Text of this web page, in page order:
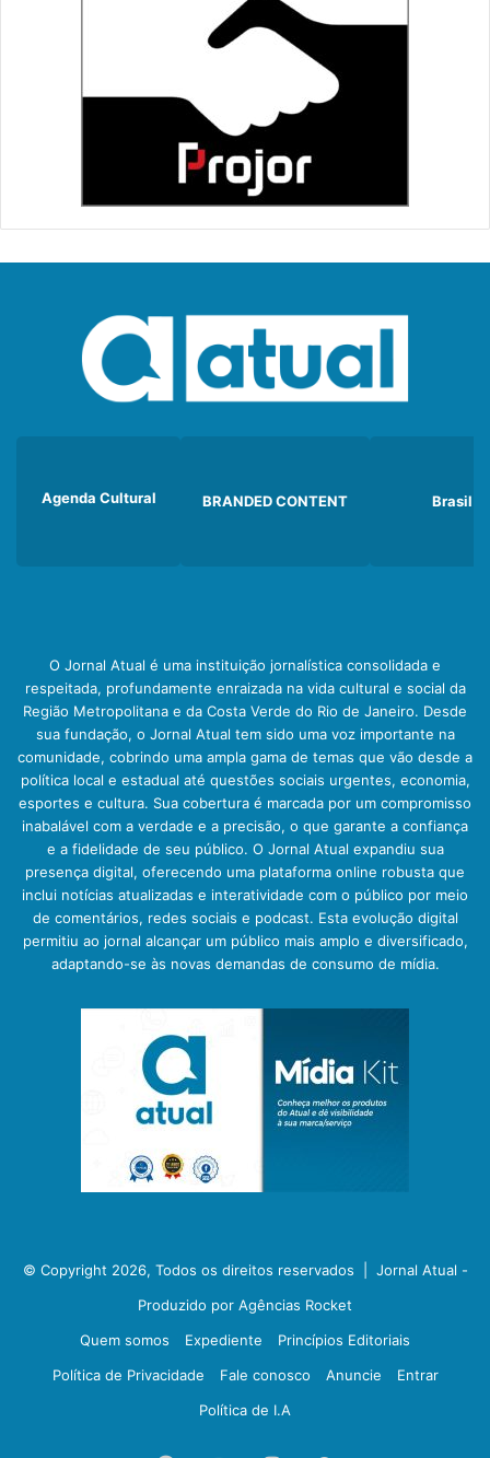
Agenda Cultural BRANDED CONTENT Brasil
O Jornal Atual é uma instituição jornalística consolidada e
respeitada, profundamente enraizada na vida cultural e social da
Região Metropolitana e da Costa Verde do Rio de Janeiro. Desde
sua fundação, o Jornal Atual tem sido uma voz importante na
comunidade, cobrindo uma ampla gama de temas que vão desde a
política local e estadual até questões sociais urgentes, economia,
esportes e cultura. Sua cobertura é marcada por um compromisso
inabalável com a verdade e a precisão, o que garante a confiança
e a fidelidade de seu público. O Jornal Atual expandiu sua
presença digital, oferecendo uma plataforma online robusta que
inclui notícias atualizadas e interatividade com o público por meio
de comentários, redes sociais e podcast. Esta evolução digital
permitiu ao jornal alcançar um público mais amplo e diversificado,
adaptando-se às novas demandas de consumo de mídia.
© Copyright 2026, Todos os direitos reservados | Jornal Atual -
Produzido por Agências Rocket
Quem somos
Expediente
Princípios Editoriais
Política de Privacidade
Fale conosco Anuncie
Entrar
Política de I.A